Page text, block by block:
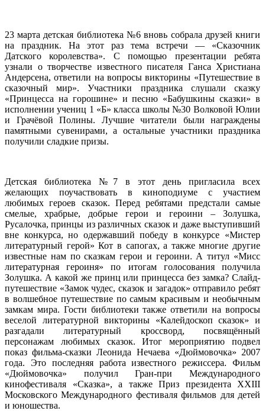
23 марта детская библиотека №6 вновь собрала друзей книги
на праздник. На этот раз тема встречи — «Сказочник
Датского королевства». С помощью презентации ребята
узнали о творчестве известного писателя Ганса Христиана
Андерсена, ответили на вопросы викторины «Путешествие в
сказочный мир». Участники праздника слушали сказку
«Принцесса на горошине» и песню «Бабушкины сказки» в
исполнении учениц 1 «Б» класса школы №30 Волковой Юлии
и Грачёвой Полины. Лучшие читатели были награждены
памятными сувенирами, а остальные участники праздника
получили сладкие призы.
Детская библиотека №7 в этот день пригласила всех
желающих поучаствовать в киноподиуме с участием
любимых героев сказок. Перед ребятами предстали самые
смелые, храбрые, добрые герои и героини – Золушка,
Русалочка, принцы из различных сказок и даже выступивший
вне конкурса, но одержавший победу в конкурсе «Мистер
литературный герой» Кот в сапогах, а также многие другие
известные нам по сказкам герои и героини. А титул «Мисс
литературная героиня» по итогам голосования получила
Золушка. А какой же принц или принцесса без замка? Слайд-
путешествие «Замок чудес, сказок и загадок» отправило ребят
в волшебное путешествие по самым красивым и необычным
замкам мира. Гости библиотеки также ответили на вопросы
веселой литературной викторины «Калейдоскоп сказок» и
разгадали литературный кроссворд, посвящённый
персонажам любимых сказок. Итог мероприятию подвел
показ фильма-сказки Леонида Нечаева «Дюймовочка» 2007
года. Это последняя работа известного режиссера. Фильм
«Дюймовочка» получил Гран-при Международного
кинофестиваля «Сказка», а также Приз президента ХХIII
Московского Международного фестиваля фильмов для детей
и юношества.